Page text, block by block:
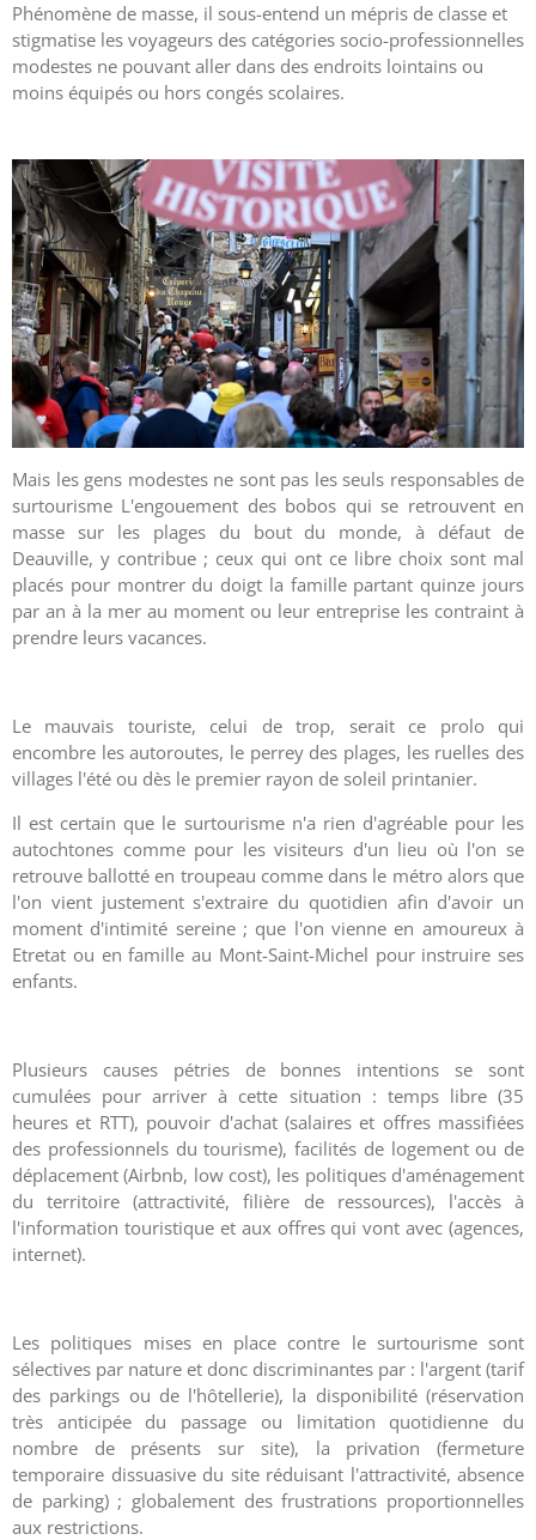
Phénomène de masse, il sous-entend un mépris de classe et
stigmatise les voyageurs des catégories socio-professionnelles
modestes ne pouvant aller dans des endroits lointains ou
moins équipés ou hors congés scolaires.
Mais les gens modestes ne sont pas les seuls responsables de
surtourisme L'engouement des bobos qui se retrouvent en
masse sur les plages du bout du monde, à défaut de
Deauville, y contribue ; ceux qui ont ce libre choix sont mal
placés pour montrer du doigt la famille partant quinze jours
par an à la mer au moment ou leur entreprise les contraint à
prendre leurs vacances.
Le mauvais touriste, celui de trop, serait ce prolo qui
encombre les autoroutes, le perrey des plages, les ruelles des
villages l'été ou dès le premier rayon de soleil printanier.
Il est certain que le surtourisme n'a rien d'agréable pour les
autochtones comme pour les visiteurs d'un lieu où l'on se
retrouve ballotté en troupeau comme dans le métro alors que
l'on vient justement s'extraire du quotidien afin d'avoir un
moment d'intimité sereine ; que l'on vienne en amoureux à
Etretat ou en famille au Mont-Saint-Michel pour instruire ses
enfants.
Plusieurs causes pétries de bonnes intentions se sont
cumulées pour arriver à cette situation : temps libre (35
heures et RTT), pouvoir d'achat (salaires et offres massifiées
des professionnels du tourisme), facilités de logement ou de
déplacement (Airbnb, low cost), les politiques d'aménagement
du territoire (attractivité, filière de ressources), l'accès à
l'information touristique et aux offres qui vont avec (agences,
internet).
Les politiques mises en place contre le surtourisme sont
sélectives par nature et donc discriminantes par : l'argent (tarif
des parkings ou de l'hôtellerie), la disponibilité (réservation
très anticipée du passage ou limitation quotidienne du
nombre de présents sur site), la privation (fermeture
temporaire dissuasive du site réduisant l'attractivité, absence
de parking) ; globalement des frustrations proportionnelles
aux restrictions.